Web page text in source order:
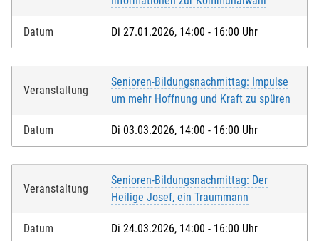
Datum Di 27.01.2026, 14:00 - 16:00 Uhr
Veranstaltung
Senioren-Bildungsnachmittag: Impulse
um mehr Hoffnung und Kraft zu spüren
Datum Di 03.03.2026, 14:00 - 16:00 Uhr
Veranstaltung
Senioren-Bildungsnachmittag: Der
Heilige Josef, ein Traummann
Datum Di 24.03.2026, 14:00 - 16:00 Uhr